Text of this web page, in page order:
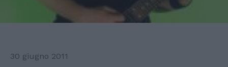
30 giugno 2011